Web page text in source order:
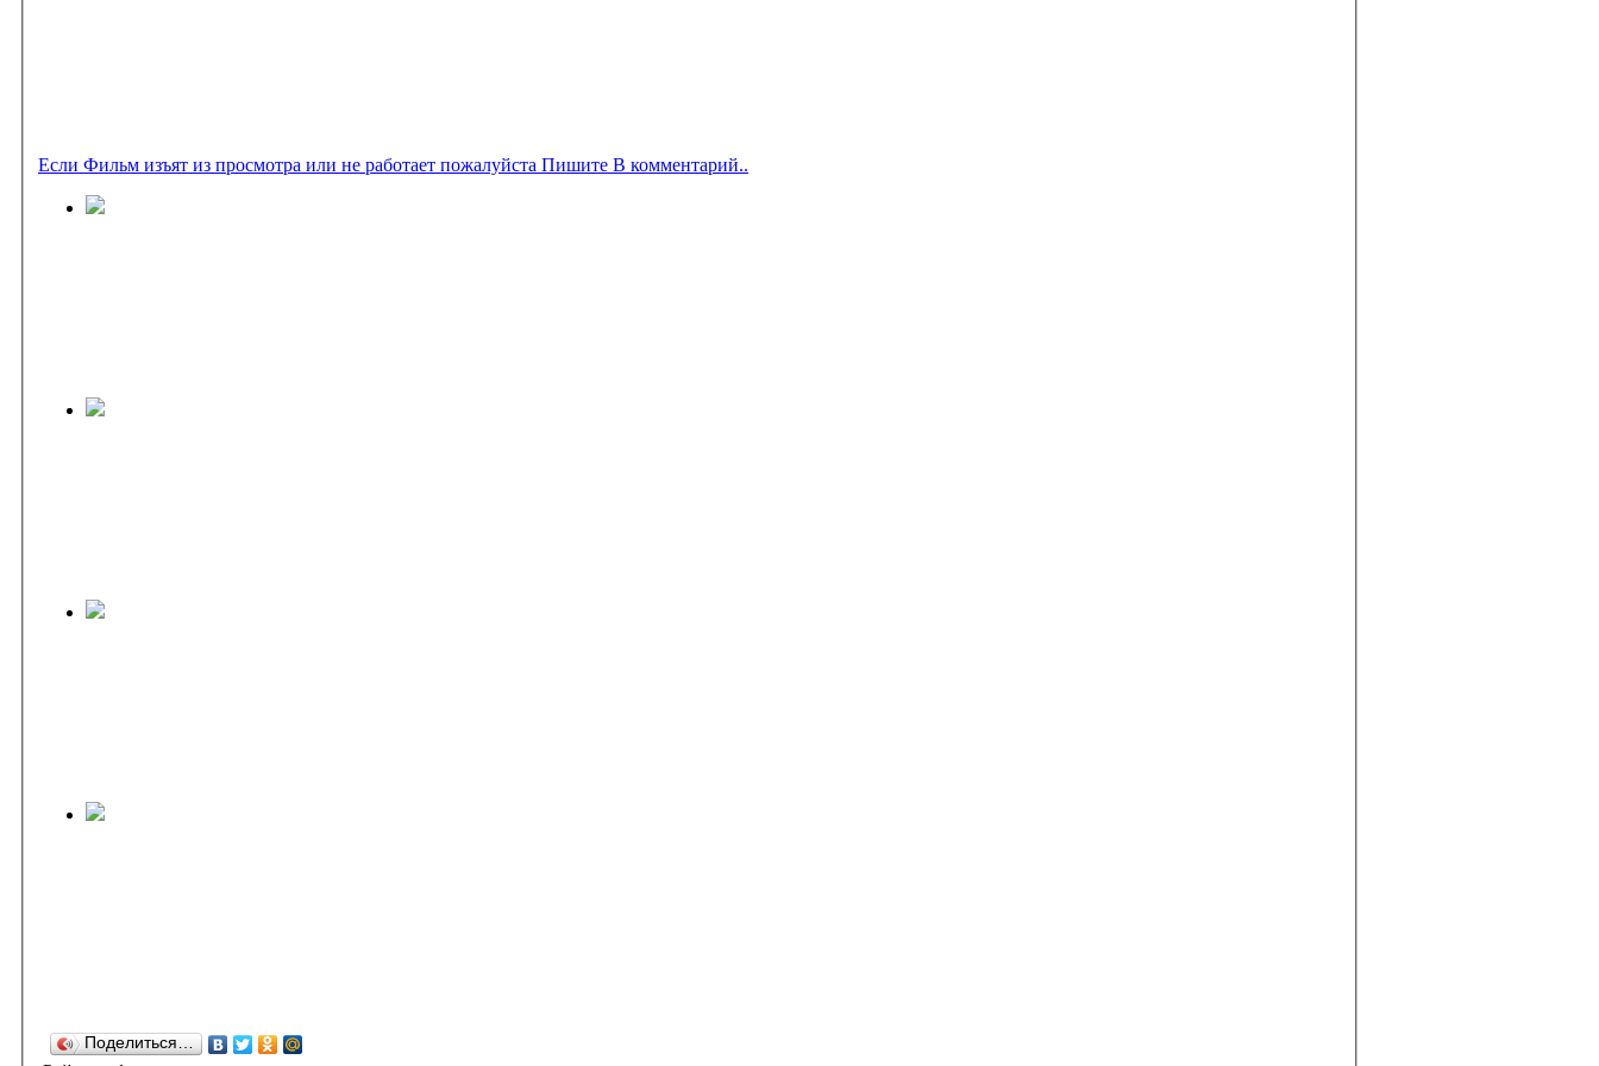
Если Фильм изъят из просмотра или не работает пожалуйста Пишите В комментарий..
Поделиться…